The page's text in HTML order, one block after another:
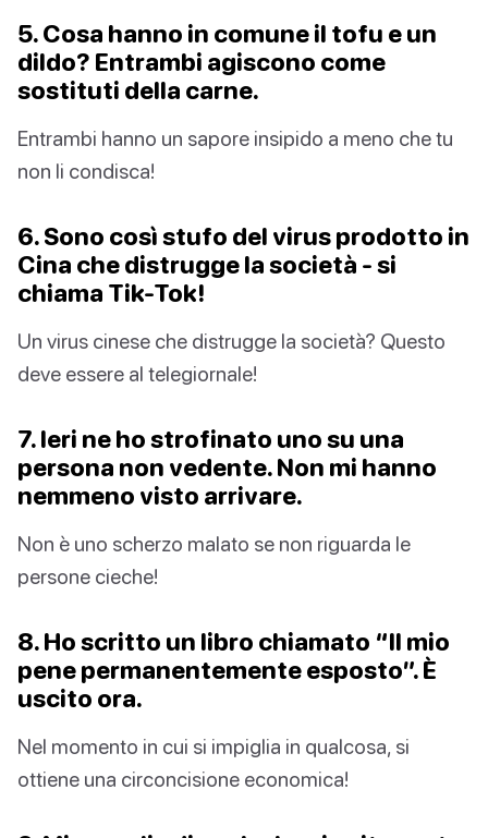
5. Cosa hanno in comune il tofu e un
dildo? Entrambi agiscono come
sostituti della carne.
Entrambi hanno un sapore insipido a meno che tu
non li condisca!
6. Sono così stufo del virus prodotto in
Cina che distrugge la società - si
chiama Tik-Tok!
Un virus cinese che distrugge la società? Questo
deve essere al telegiornale!
7. Ieri ne ho strofinato uno su una
persona non vedente. Non mi hanno
nemmeno visto arrivare.
Non è uno scherzo malato se non riguarda le
persone cieche!
8. Ho scritto un libro chiamato “Il mio
pene permanentemente esposto”. È
uscito ora.
Nel momento in cui si impiglia in qualcosa, si
ottiene una circoncisione economica!